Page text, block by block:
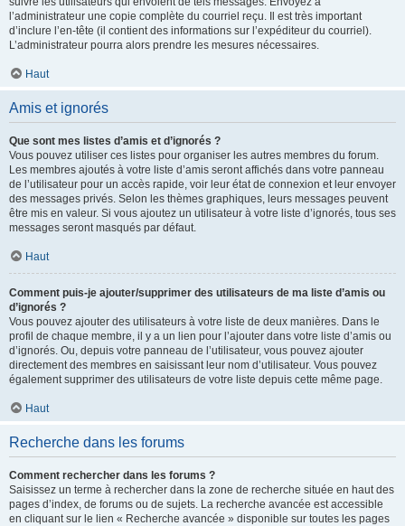
l’administrateur une copie complète du courriel reçu. Il est très important
d’inclure l’en-tête (il contient des informations sur l’expéditeur du courriel).
L’administrateur pourra alors prendre les mesures nécessaires.
Haut
Amis et ignorés
Que sont mes listes d’amis et d’ignorés ?
Vous pouvez utiliser ces listes pour organiser les autres membres du forum.
Les membres ajoutés à votre liste d’amis seront affichés dans votre panneau
de l’utilisateur pour un accès rapide, voir leur état de connexion et leur envoyer
des messages privés. Selon les thèmes graphiques, leurs messages peuvent
être mis en valeur. Si vous ajoutez un utilisateur à votre liste d’ignorés, tous ses
messages seront masqués par défaut.
Haut
Comment puis-je ajouter/supprimer des utilisateurs de ma liste d’amis ou
d’ignorés ?
Vous pouvez ajouter des utilisateurs à votre liste de deux manières. Dans le
profil de chaque membre, il y a un lien pour l’ajouter dans votre liste d’amis ou
d’ignorés. Ou, depuis votre panneau de l’utilisateur, vous pouvez ajouter
directement des membres en saisissant leur nom d’utilisateur. Vous pouvez
également supprimer des utilisateurs de votre liste depuis cette même page.
Haut
Recherche dans les forums
Comment rechercher dans les forums ?
Saisissez un terme à rechercher dans la zone de recherche située en haut des
pages d’index, de forums ou de sujets. La recherche avancée est accessible
en cliquant sur le lien « Recherche avancée » disponible sur toutes les pages